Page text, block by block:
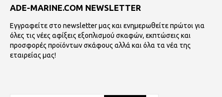
ADE-MARINE.COM NEWSLETTER
Εγγραφείτε στο newsletter μας και ενημερωθείτε πρώτοι για
όλες τις νέες αφίξεις εξοπλισμού σκαφών, εκπτώσεις και
προσφορές προϊόντων σκάφους αλλά και όλα τα νέα της
εταιρείας μας!